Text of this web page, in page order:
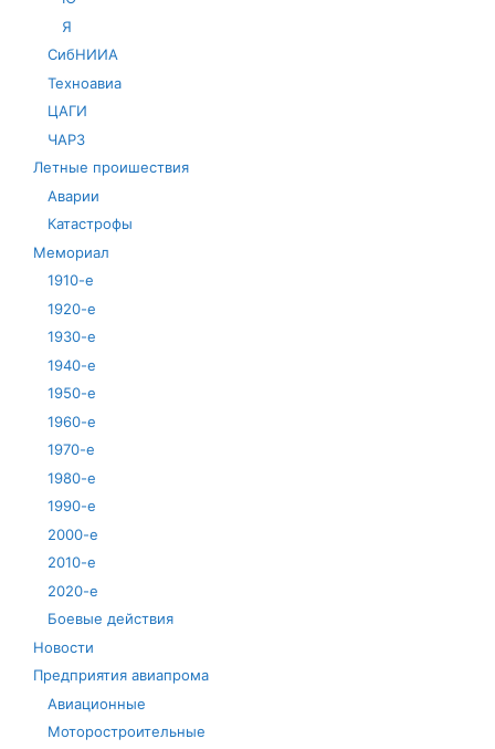
Я
СибНИИА
Техноавиа
ЦАГИ
ЧАРЗ
Летные проишествия
Аварии
Катастрофы
Мемориал
1910-е
1920-е
1930-е
1940-е
1950-е
1960-е
1970-е
1980-е
1990-е
2000-е
2010-е
2020-е
Боевые действия
Новости
Предприятия авиапрома
Авиационные
Моторостроительные